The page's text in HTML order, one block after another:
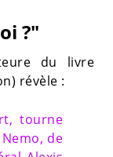
?"
du livre
révèle :
tourne
de